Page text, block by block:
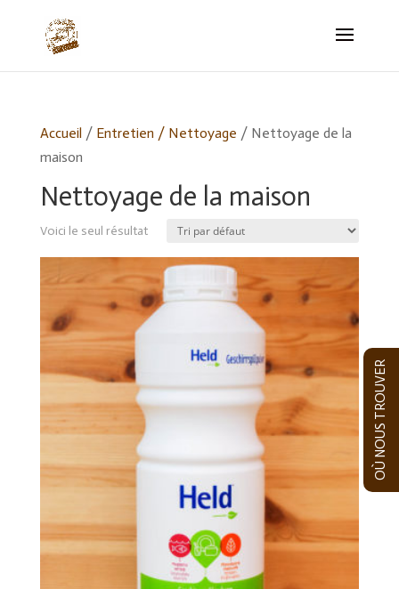
Accueil/ Entretien / Nettoyage / Nettoyage de la
maison
Nettoyage de la maison
Voici le seul résultat
OÙ NOUS TROUVER